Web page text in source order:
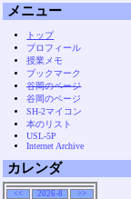
メニュー
トップ
プロフィール
授業メモ
ブックマーク
谷岡のページ
谷岡のページ
SH-2マイコン
本のリスト
USL-5P
Internet Archive
カレンダ
<< 2026-8
>>